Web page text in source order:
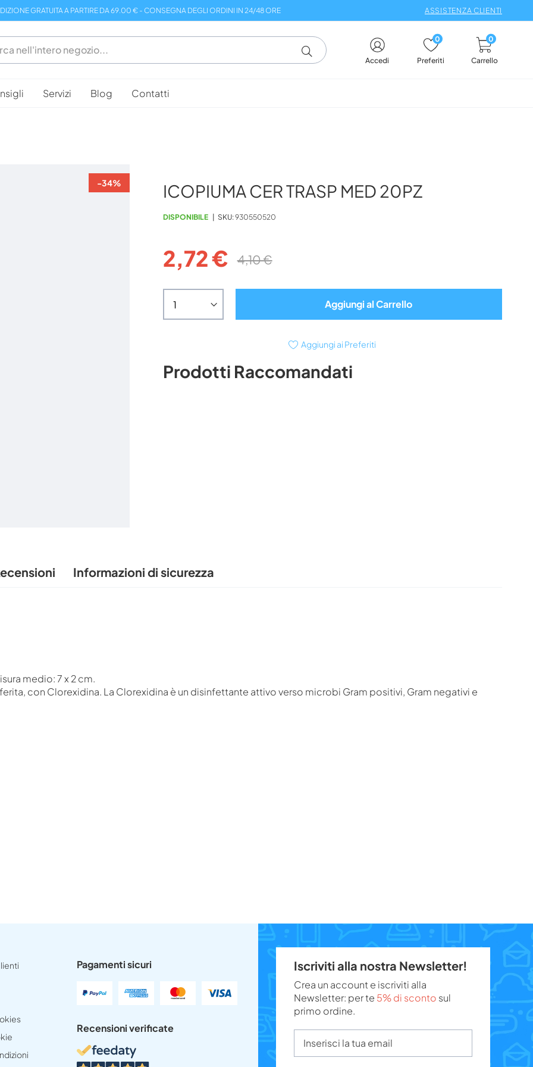
GRATUITA A PARTIRE DA 69.00 € - CONSEGNA DEGLI ORDINI IN 24/48 ORE ASSISTENZA CLIENTI
Accedi Preferiti
0
Carrello
0
Servizi Blog Contatti
ICOPIUMA CER TRASP MED 20PZ
DISPONIBILE SKU 930550520
2,72 € 4,10 €
Aggiungi al Carrello
Aggiungi ai Preferiti
-34%
Prodotti Raccomandati
medio: 7 x 2 cm.
con Clorexidina. La Clorexidina è un disinfettante attivo verso microbi Gram positivi, Gram negativi e
Informazioni di sicurezza
Pagamenti sicuri
Recensioni verificate
Iscriviti alla nostra Newsletter!
Crea un account e iscriviti alla
Newsletter: per te 5% di sconto sul
primo ordine.